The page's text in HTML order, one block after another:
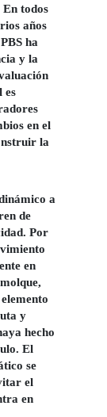
todos
años
ha
y la
es
en el
la
a
de
Por
en
y
hecho
El
se
el
en